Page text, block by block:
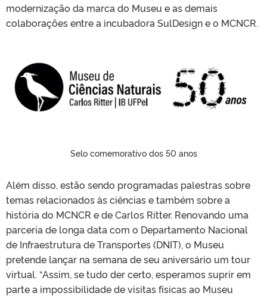
modernização da marca do Museu e as demais
colaborações entre a incubadora SulDesign e o MCNCR.
Selo comemorativo dos 50 anos
Além disso, estão sendo programadas palestras sobre
temas relacionados às ciências e também sobre a
história do MCNCR e de Carlos Ritter. Renovando uma
parceria de longa data com o Departamento Nacional
de Infraestrutura de Transportes (DNIT), o Museu
pretende lançar na semana de seu aniversário um tour
virtual. “Assim, se tudo der certo, esperamos suprir em
parte a impossibilidade de visitas físicas ao Museu